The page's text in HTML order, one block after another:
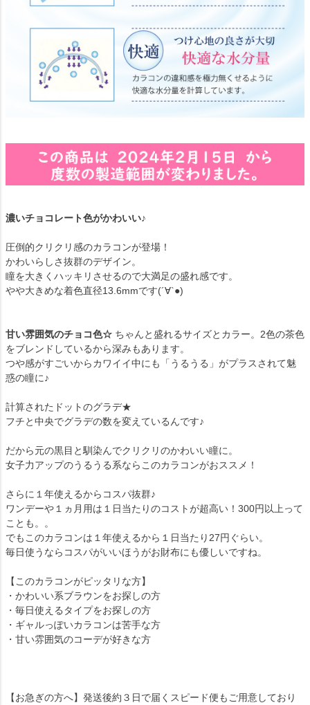
濃いチョコレート色がかわいい♪
圧倒的クリクリ感のカラコンが登場！
かわいらしさ抜群のデザイン。
瞳を大きくハッキリさせるので大満足の盛れ感です。
やや大きめな着色直径13.6mmです(´∀`●)
甘い雰囲気のチョコ色☆ ちゃんと盛れるサイズとカラー。2色の茶色
をブレンドしているから深みもあります。
つや感がすごいからカワイイ中にも「うるうる」がプラスされて魅
惑の瞳に♪
計算されたドットのグラデ★
フチと中央でグラデの数を変えているんです♪
だから元の黒目と馴染んでクリクリのかわいい瞳に。
女子力アップのうるうる系ならこのカラコンがおススメ！
さらに１年使えるからコスパ抜群♪
ワンデーや１ヵ月用は１日当たりのコストが超高い！300円以上って
ことも。。
でもこのカラコンは１年使えるから１日当たり27円ぐらい。
毎日使うならコスパがいいほうがお財布にも優しいですね。
【このカラコンがピッタリな方】
・かわいい系ブラウンをお探しの方
・毎日使えるタイプをお探しの方
・ギャルっぽいカラコンは苦手な方
・甘い雰囲気のコーデが好きな方
【お急ぎの方へ】発送後約３日で届くスピード便もご用意しており